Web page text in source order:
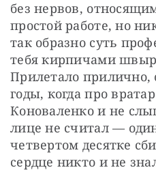
без нервов,
простой работе, но
так образно суть
тебя кирпичами
Прилетало прилично,
годы, когда про
Коноваленко и не
лице не считал —
четвертом десятке
сердце никто и не